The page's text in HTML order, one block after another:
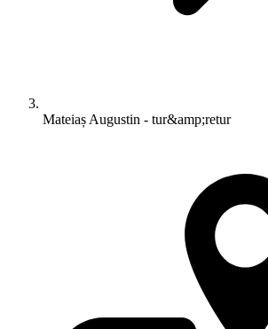
Mateiaș Augustin - tur&amp;retur